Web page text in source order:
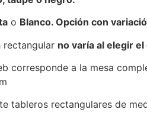
o Blanco. Opción con
rectangular no varía al elegir
corresponde a la mesa
tableros rectangulares de